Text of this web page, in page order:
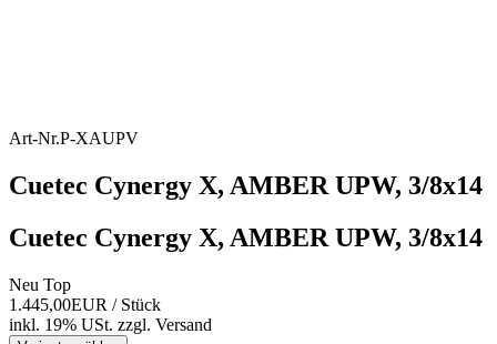
Art-Nr.P-XAUPV
Cuetec Cynergy X, AMBER UPW, 3/8x14
Cuetec Cynergy X, AMBER UPW, 3/8x14
Neu Top
1.445,00EUR / Stück
inkl. 19% USt. zzgl. Versand